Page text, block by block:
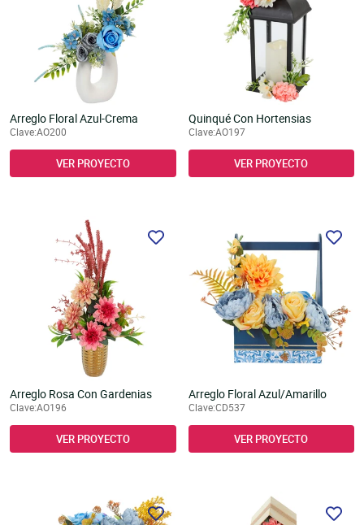
Arreglo Floral Azul-Crema
Clave:AO200
VER PROYECTO
Quinqué Con Hortensias
Clave:AO197
VER PROYECTO
Arreglo Rosa Con Gardenias
Clave:AO196
VER PROYECTO
Arreglo Floral Azul/Amarillo
Clave:CD537
VER PROYECTO